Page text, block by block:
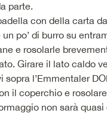
parte.
con della carta
po’ di burro su
e rosolarle
Girare il lato caldo
sopra l’Emmentaler
il coperchio e
non sarà quasi